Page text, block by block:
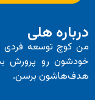
درباره هلی
من کوچ توسعه فردی
خودشون رو پرورش
هدف‌هاشون برسن.